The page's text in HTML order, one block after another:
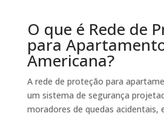
O que é Rede de
para
Americana?
A rede de proteção para
um sistema de segurança
moradores de quedas acidentais,